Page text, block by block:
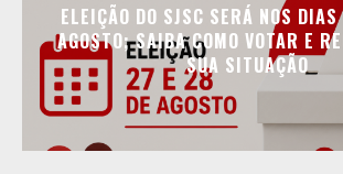
ELEIÇÃO DO SJSC SERÁ NOS
AGOSTO; SAIBA COMO VOTAR E
SUA SITUAÇÃO